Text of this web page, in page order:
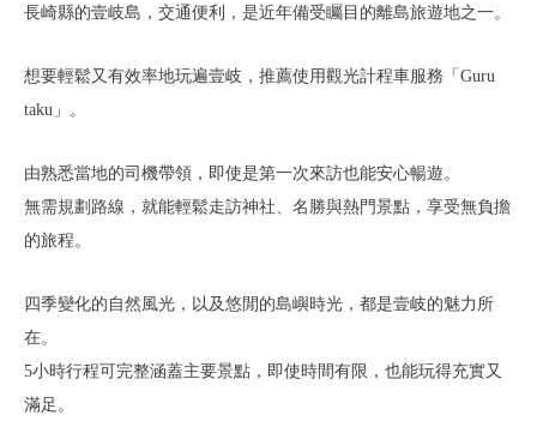
長崎縣的壹岐島，交通便利，是近年備受矚目的離島旅遊地之一。
想要輕鬆又有效率地玩遍壹岐，推薦使用觀光計程車服務「Guru
taku」。
由熟悉當地的司機帶領，即使是第一次來訪也能安心暢遊。
無需規劃路線，就能輕鬆走訪神社、名勝與熱門景點，享受無負擔
的旅程。
四季變化的自然風光，以及悠閒的島嶼時光，都是壹岐的魅力所
在。
5小時行程可完整涵蓋主要景點，即使時間有限，也能玩得充實又
滿足。